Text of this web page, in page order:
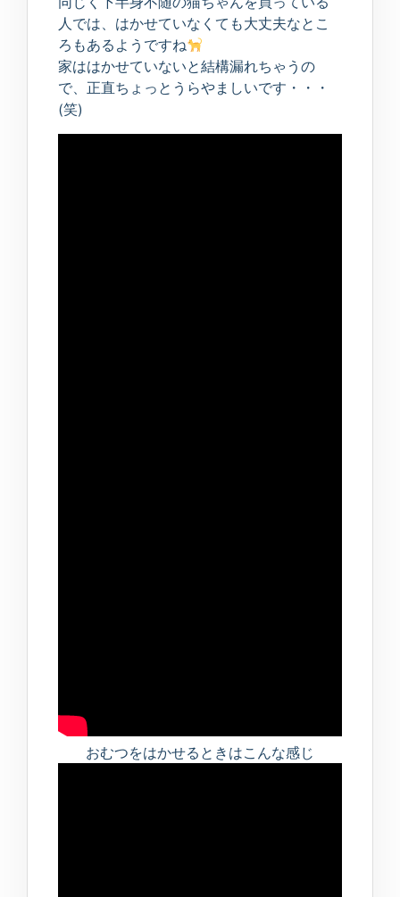
人では、はかせていなくても大丈夫なとこ
ろもあるようですね
家ははかせていないと結構漏れちゃうの
で、正直ちょっとうらやましいです・・・
(笑)
おむつをはかせるときはこんな感じ